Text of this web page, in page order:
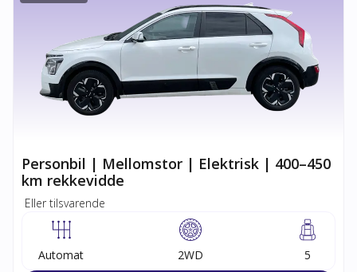
Personbil | Mellomstor | Elektrisk | 400–450
km rekkevidde
Eller tilsvarende
Automat 2WD 5